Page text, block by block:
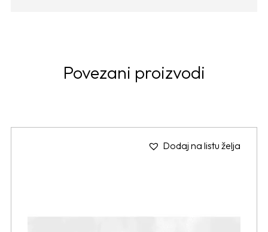
Povezani proizvodi
Dodaj na listu želja